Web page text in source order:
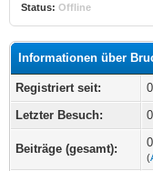
Status: Offline
Informationen über
Registriert seit:
Letzter Besuch:
Beiträge (gesamt):
(